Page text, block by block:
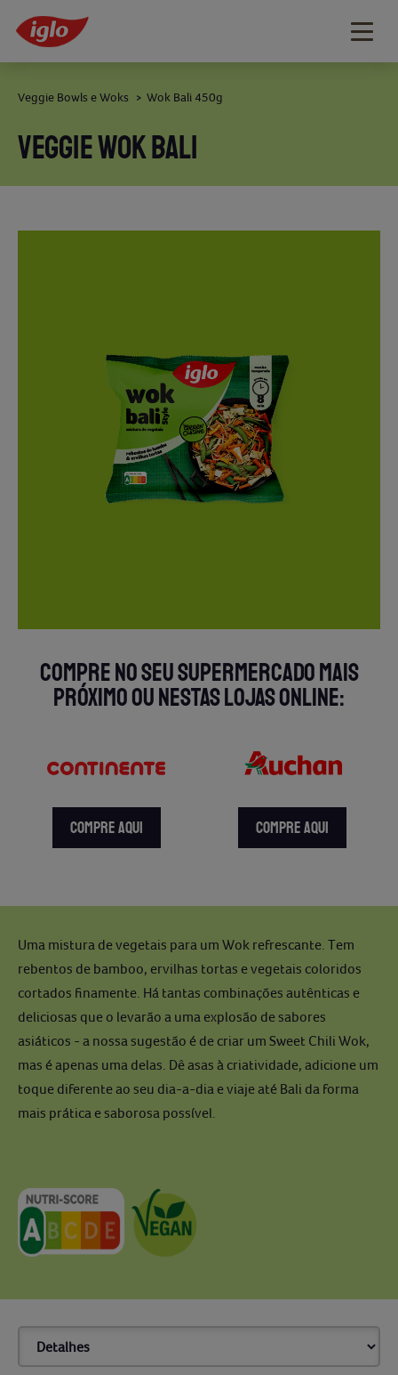
VEGGIE WOK BALI
Veggie Bowls e Woks > Wok Bali 450g
COMPRE NO SEU SUPERMERCADO MAIS
PRÓXIMO OU NESTAS LOJAS ONLINE:
COMPRE AQUI COMPRE AQUI
Uma mistura de vegetais para um Wok refrescante. Tem
rebentos de bamboo, ervilhas tortas e vegetais coloridos
cortados finamente. Há tantas combinações autênticas e
deliciosas que o levarão a uma explosão de sabores
asiáticos - a nossa sugestão é de criar um Sweet Chili Wok,
mas é apenas uma delas. Dê asas à criatividade, adicione um
toque diferente ao seu dia-a-dia e viaje até Bali da forma
mais prática e saborosa possível.